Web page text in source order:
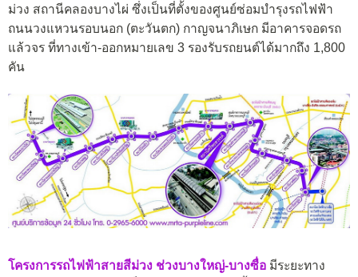
ม่วง สถานีคลองบางไผ่ ซึ่งเป็นที่ตั้งของศูนย์ซ่อมบำรุงรถไฟฟ้า
ถนนวงแหวนรอบนอก (ตะวันตก) กาญจนาภิเษก มีอาคารจอดรถ
แล้วจร ที่ทางเข้า-ออกหมายเลข 3 รองรับรถยนต์ได้มากถึง 1,800
คัน
โครงการรถไฟฟ้าสายสีม่วง ช่วงบางใหญ่-บางซื่อ มีระยะทาง